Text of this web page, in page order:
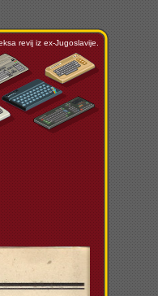
revij iz ex-Jugoslavije.